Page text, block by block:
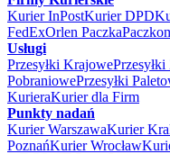
Kurier InPostKurier DPD
FedExOrlen Paczka
Usługi
Przesyłki Krajowe
PobraniowePrzesyłki
KurieraKurier dla Firm
Punkty nadań
Kurier WarszawaKurier
PoznańKurier Wrocław